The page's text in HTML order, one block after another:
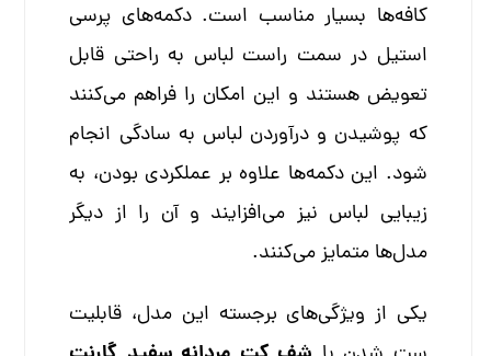
کافه‌ها بسیار مناسب است. دکمه‌های پرسی
استیل در سمت راست لباس به راحتی قابل
تعویض هستند و این امکان را فراهم می‌کنند
که پوشیدن و درآوردن لباس به سادگی انجام
شود. این دکمه‌ها علاوه بر عملکردی بودن، به
زیبایی لباس نیز می‌افزایند و آن را از دیگر
مدل‌ها متمایز می‌کنند.
یکی از ویژگی‌های برجسته این مدل، قابلیت